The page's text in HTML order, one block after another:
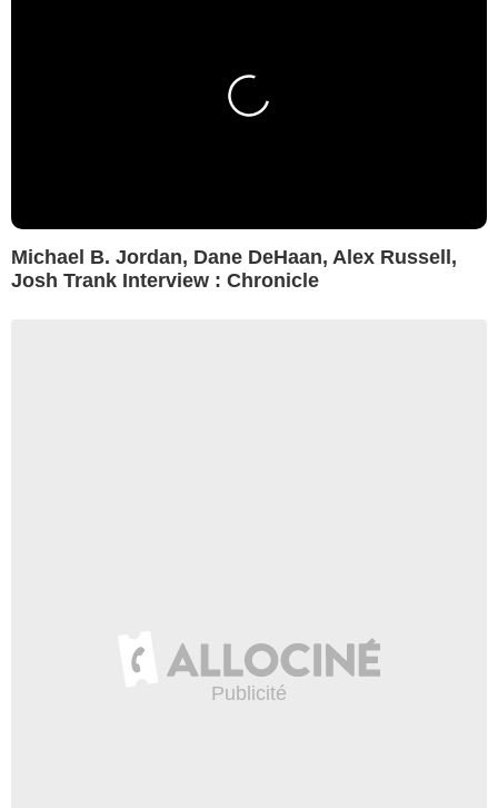
Michael B. Jordan, Dane DeHaan, Alex Russell,
Josh Trank Interview : Chronicle